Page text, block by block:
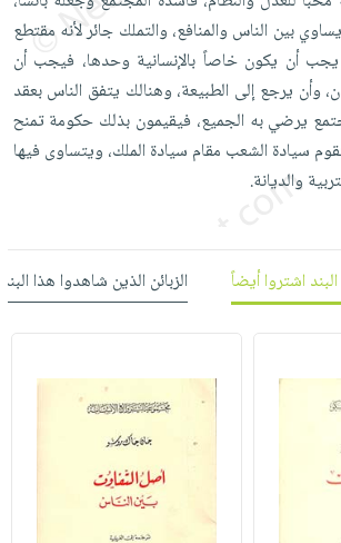
بين الناس والمنافع، والتملك جائر لأنه مقتطع
يجب أن يكون خاصاً بالإنسانية وحدها، فيجب أن
وأن يرجع إلى الطبيعة، وهنالك يتفق الناس بعقد
يرضي به الجميع، فيقيمون بذلك حكومة تمنح
سيادة الشعب مقام سيادة الملك، ويتساوى فيها
والديانة.
اشتروا أيضاً الزبائن الذين شاهدوا هذا